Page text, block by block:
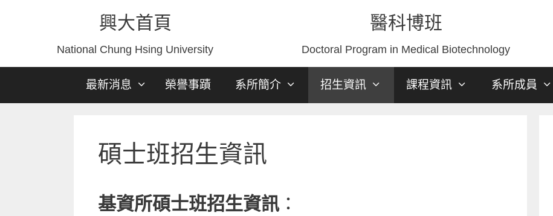
興大首頁
National Chung Hsing University
醫科博班
Doctoral Program in Medical Biotechnology
最新消息 榮譽事蹟 系所簡介 招生資訊 課程資訊 系所成員
碩士班招生資訊
基資所碩士班招生資訊：